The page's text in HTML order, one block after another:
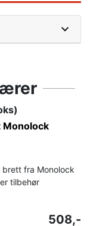
Monolock
brett fra Monolock
tilbehør
508,-